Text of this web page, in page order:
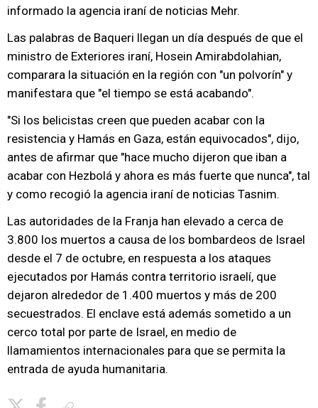
informado la agencia iraní de noticias Mehr.
Las palabras de Baqueri llegan un día después de que el
ministro de Exteriores iraní, Hosein Amirabdolahian,
comparara la situación en la región con "un polvorín" y
manifestara que "el tiempo se está acabando".
"Si los belicistas creen que pueden acabar con la
resistencia y Hamás en Gaza, están equivocados", dijo,
antes de afirmar que "hace mucho dijeron que iban a
acabar con Hezbolá y ahora es más fuerte que nunca", tal
y como recogió la agencia iraní de noticias Tasnim.
Las autoridades de la Franja han elevado a cerca de
3.800 los muertos a causa de los bombardeos de Israel
desde el 7 de octubre, en respuesta a los ataques
ejecutados por Hamás contra territorio israelí, que
dejaron alrededor de 1.400 muertos y más de 200
secuestrados. El enclave está además sometido a un
cerco total por parte de Israel, en medio de
llamamientos internacionales para que se permita la
entrada de ayuda humanitaria.